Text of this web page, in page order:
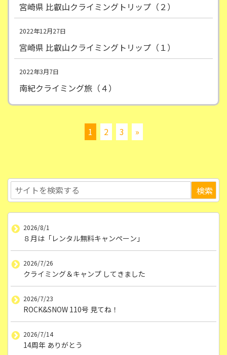
宮崎県 比叡山クライミングトリップ（２）
2022年12月27日
宮崎県 比叡山クライミングトリップ（１）
2022年3月7日
南紀クライミング旅（４）
1 2 3 »
2026/8/1
８月は「レンタル無料キャンペーン」
2026/7/26
クライミング＆キャンプ してきました
2026/7/23
ROCK&SNOW 110号 見てね！
2026/7/14
14周年 ありがとう